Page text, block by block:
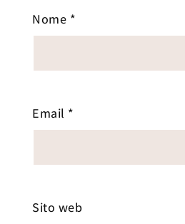
Nome *
Email *
Sito web